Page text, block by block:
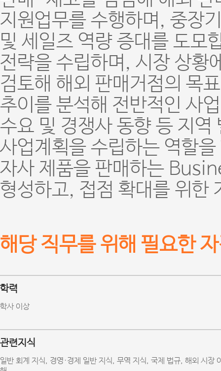
지원업무를 수행하며, 중장
및 세일즈 역량 증대를 도모
전략을 수립하며, 시장 상황
검토해 해외 판매거점의 목
추이를 분석해 전반적인 사
수요 및 경쟁사 동향 등 지
사업계획을 수립하는 역할
자사 제품을 판매하는
형성하고, 접점 확대를 위한
해당 직무를 위해 필요한
학력
학사 이상
관련지식
일반 회계 지식, 경영·경제 일반 지식, 무역 지식, 국제 법규, 해외 시장